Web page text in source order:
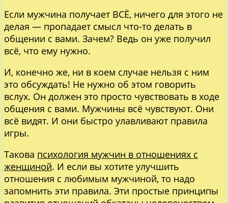
Если мужчина получает ВСЁ, ничего для этого не
делая — пропадает смысл что-то делать в
общении с вами. Зачем? Ведь он уже получил
всё, что ему нужно.
И, конечно же, ни в коем случае нельзя с ним
это обсуждать! Не нужно об этом говорить
вслух. Он должен это просто чувствовать в ходе
общения с вами. Мужчины всё чувствуют. Они
всё видят. И они быстро улавливают правила
игры.
Такова психология мужчин в отношениях с
женщиной. И если вы хотите улучшить
отношения с любимым мужчиной, то надо
запомнить эти правила. Эти простые принципы